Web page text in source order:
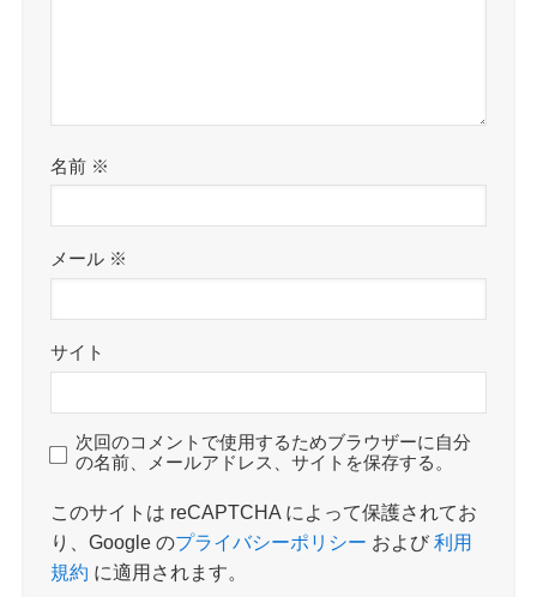
名前 ※
メール ※
サイト
次回のコメントで使用するためブラウザーに自分
の名前、メールアドレス、サイトを保存する。
このサイトは reCAPTCHA によって保護されてお
り、Google のプライバシーポリシー および利用
規約 に適用されます。